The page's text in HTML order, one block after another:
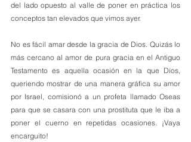
del lado opuesto al valle de poner en práctica los
conceptos tan elevados que vimos ayer.
No es fácil amar desde la gracia de Dios. Quizás lo
más cercano al amor de pura gracia en el Antiguo
Testamento es aquella ocasión en la que Dios,
queriendo mostrar de una manera gráfica su amor
por Israel, comisionó a un profeta llamado Oseas
para que se casara con una prostituta que le iba a
poner el cuerno en repetidas ocasiones. ¡Vaya
encarguito!